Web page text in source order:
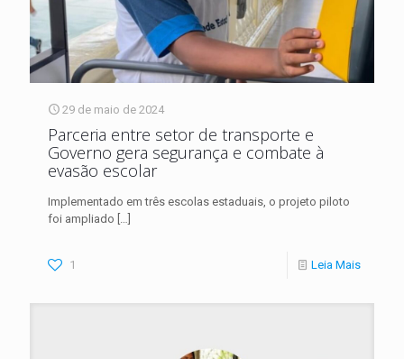
29 de maio de 2024
Parceria entre setor de transporte e
Governo gera segurança e combate à
evasão escolar
Implementado em três escolas estaduais, o projeto piloto
foi ampliado […]
1 Leia Mais